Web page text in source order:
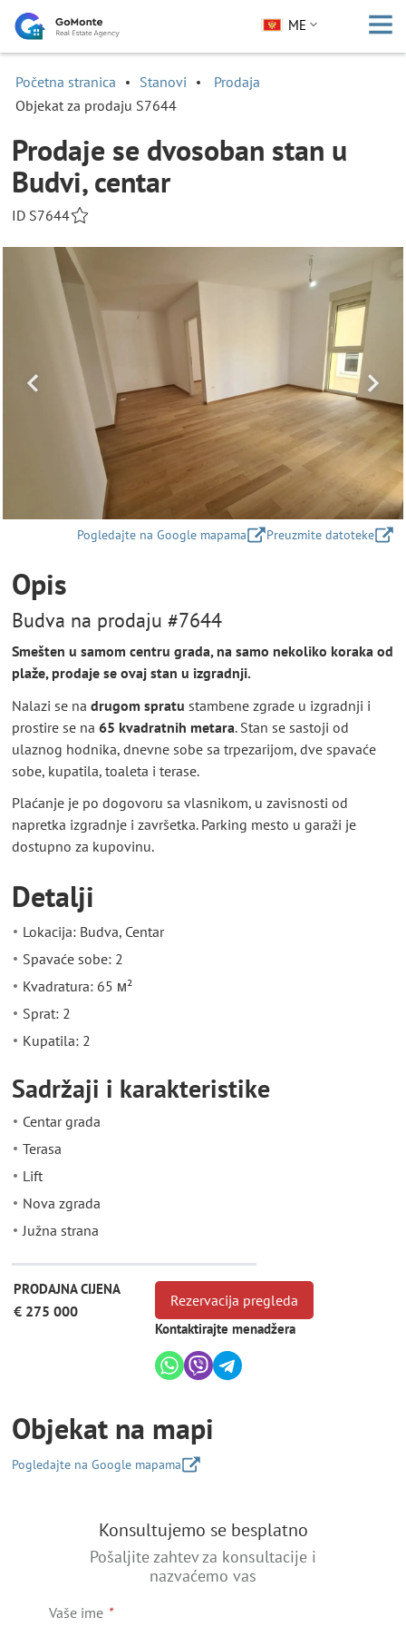
ME
Početna stranica Stanovi
Prodaja
Objekat za prodaju S7644
Prodaje se dvosoban stan u
Budvi, centar
ID S7644
Pogledajte na Google mapama Preuzmite datoteke
Opis
Budva na prodaju #7644
Smešten u samom centru grada, na samo nekoliko koraka od
plaže, prodaje se ovaj stan u izgradnji.
Nalazi se na drugom spratu stambene zgrade u izgradnji i
prostire se na 65 kvadratnih metara. Stan se sastoji od
ulaznog hodnika, dnevne sobe sa trpezarijom, dve spavaće
sobe, kupatila, toaleta i terase.
Plaćanje je po dogovoru sa vlasnikom, u zavisnosti od
napretka izgradnje i završetka. Parking mesto u garaži je
dostupno za kupovinu.
Detalji
Lokacija: Budva, Centar
Spavaće sobe: 2
Kvadratura: 65 м²
Sprat: 2
Kupatila: 2
Sadržaji i karakteristike
Centar grada
Terasa
Lift
Nova zgrada
Južna strana
PRODAJNA CIJENA
€ 275 000
Rezervacija pregleda
Kontaktirajte menadžera
Objekat na mapi
Pogledajte na Google mapama
Konsultujemo se besplatno
Pošaljite zahtev za konsultacije i
nazvaćemo vas
Vaše ime *